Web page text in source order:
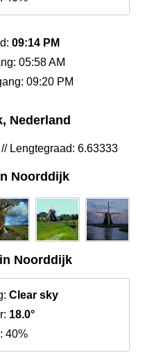
09:14 PM
05:58 AM
09:20 PM
Nederland
Lengtegraad: 6.63333
Noorddijk
Noorddijk
Clear sky
18.0°
40%